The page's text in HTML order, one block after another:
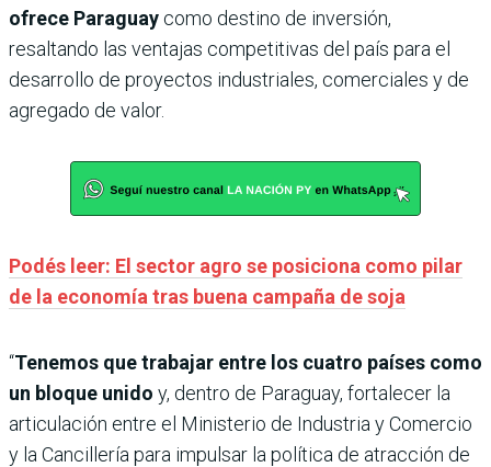
ofrece Paraguay como destino de inversión,
resaltando las ventajas competitivas del país para el
desarrollo de proyectos industriales, comerciales y de
agregado de valor.
Podés leer: El sector agro se posiciona como pilar
de la economía tras buena campaña de soja
“Tenemos que trabajar entre los cuatro países como
un bloque unido y, dentro de Paraguay, fortalecer la
articulación entre el Ministerio de Industria y Comercio
y la Cancillería para impulsar la política de atracción de